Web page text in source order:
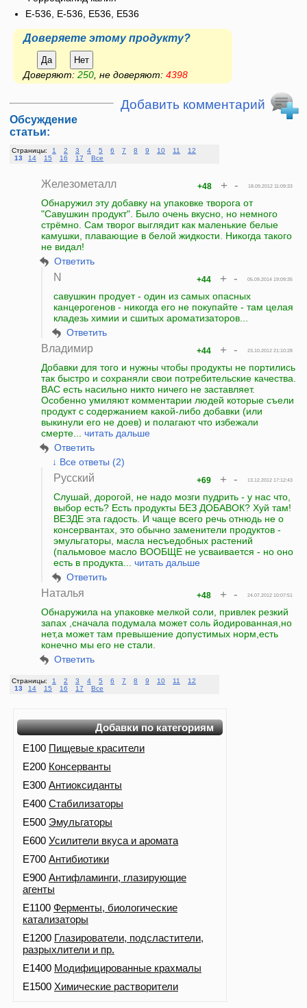
E-536, Е-536, Е536, E536
Доверяете этому продукту?
Да Нет
Доверяют: 250, не доверяют: 4398
Добавить комментарий
Обсуждение
статьи:
Страницы: 1 2 3 4 5 6 7 8 9 10 11
12
13
14 15 16 17 Все
Железометалл 18.09.2012 11:09:33
+48 + -
Обнаружил эту добавку на упаковке творога от
"Савушкин продукт". Было очень вкусно, но немного
стрёмно. Сам творог выглядит как маленькие белые
камушки, плавающие в белой жидкости. Никогда такого
не видал!
Ответить
N 05.09.2014 19:09:35
+44 + -
савушкин продует - один из самых опасных
канцерогенов - никогда его не покупайте - там целая
кладезь химии и сшитых ароматизаторов...
Ответить
Владимир 23.10.2012 21:10:28
+44 + -
Добавки для того и нужны чтобы продукты не портились
так быстро и сохраняли свои потребительские качества.
ВАС есть насильно никто ничего не заставляет.
Особенно умиляют комментарии людей которые съели
продукт с содержанием какой-либо добавки (или
выкинули его не доев) и полагают что избежали
смерте... читать дальше
Ответить
↓ Все ответы (2)
Русский 13.12.2012 17:12:43
+69 + -
Слушай, дорогой, не надо мозги пудрить - у нас что,
выбор есть? Есть продукты БЕЗ ДОБАВОК? Хуй там!
ВЕЗДЕ эта гадость. И чаще всего речь отнюдь не о
консервантах, это обычно заменители продуктов -
эмульгаторы, масла несъедобных растений
(пальмовое масло ВООБЩЕ не усваивается - но оно
есть в продукта... читать дальше
Ответить
Наталья 24.07.2012 10:07:51
+48 + -
Обнаружила на упаковке мелкой соли, привлек резкий
запах ,сначала подумала может соль йодированная,но
нет,а может там превышение допустимых норм,есть
конечно мы его не стали.
Ответить
Страницы: 1 2 3 4 5 6 7 8 9 10 11
12
13
14 15 16 17 Все
Добавки по категориям
E100 Пищевые красители
E200 Консерванты
E300 Антиоксиданты
E400 Стабилизаторы
E500 Эмульгаторы
E600 Усилители вкуса и аромата
E700 Антибиотики
E900 Антифламинги, глазирующие
агенты
E1100 Ферменты, биологические
катализаторы
E1200 Глазирователи, подсластители,
разрыхлители и пр.
E1400 Модифицированные крахмалы
E1500 Химические растворители